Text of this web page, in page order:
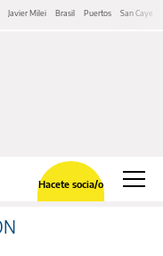
Javier Milei Brasil Puertos San
Hacete socia/o